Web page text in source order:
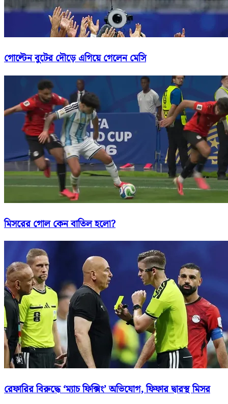
গোল্টেন বুটের দৌড়ে এগিয়ে গেলেন মেসি
মিসরের গোল কেন বাতিল হলো?
রেফারির বিরুদ্ধে ‘ম্যাচ ফিক্সিং’ অভিযোগ, ফিফার দ্বারস্থ মিসর